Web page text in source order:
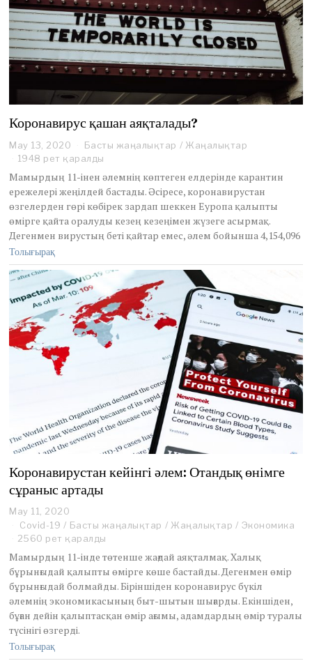
Коронавирус қашан аяқталады?
May 13, 2020
a
1
3
,
2
0
Басты жаңалықтар / Жаңалықтар
1948 рет қаралды
Мамырдың 11-інен әлемнің көптеген елдерінде карантин
ережелері жеңілдей бастады. Әсіресе, коронавирустан
өзгелерден гөрі көбірек зардап шеккен Еуропа қалыпты
өмірге қайта оралуды кезең кезеңімен жүзеге асырмақ.
Дегенмен вирустың беті қайтар емес, әлем бойынша 4,154,096
Толығырақ
Коронавирустан кейінгі әлем: Отандық өнімге
сұраныс артады
May 11, 2020
u
n
2
,
2
0
2
Covid-19 / Басты жаңалықтар / Жаңалықтар / Экономика
2560 рет қаралды
Мамырдың 11-інде төтенше жағдай аяқталмақ. Халық
бұрынғыдай қалыпты өмірге көше бастайды. Дегенмен өмір
бұрынғыдай болмайды. Біріншіден коронавирус бүкіл
әлемнің экономикасының быт-шытын шығарды. Екіншіден,
бұған дейін қалыптасқан өмір ағымы, адамдардың өмір туралы
түсінігі өзгерді.
Толығырақ